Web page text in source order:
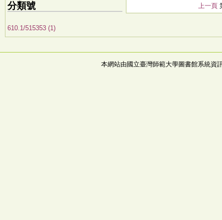
分類號
610.1/515353 (1)
上一頁
本網站由國立臺灣師範大學圖書館系統資